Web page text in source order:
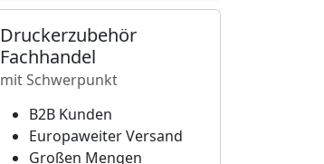
Druckerzubehör
Fachhandel
mit Schwerpunkt
B2B Kunden
Europaweiter Versand
Großen Mengen